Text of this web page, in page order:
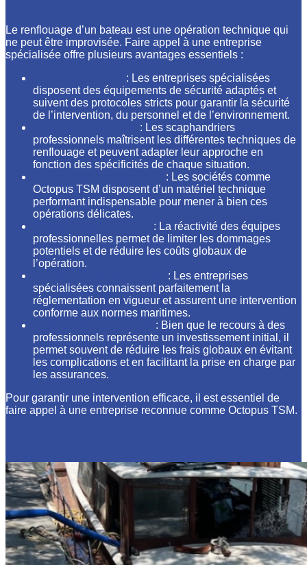
Le renflouage d’un bateau est une opération technique qui
ne peut être improvisée. Faire appel à une entreprise
spécialisée offre plusieurs avantages essentiels :
: Les entreprises spécialisées
disposent des équipements de sécurité adaptés et
suivent des protocoles stricts pour garantir la sécurité
de l’intervention, du personnel et de l’environnement.
: Les scaphandriers
professionnels maîtrisent les différentes techniques de
renflouage et peuvent adapter leur approche en
fonction des spécificités de chaque situation.
: Les sociétés comme
Octopus TSM disposent d’un matériel technique
performant indispensable pour mener à bien ces
opérations délicates.
: La réactivité des équipes
professionnelles permet de limiter les dommages
potentiels et de réduire les coûts globaux de
l’opération.
: Les entreprises
spécialisées connaissent parfaitement la
réglementation en vigueur et assurent une intervention
conforme aux normes maritimes.
: Bien que le recours à des
professionnels représente un investissement initial, il
permet souvent de réduire les frais globaux en évitant
les complications et en facilitant la prise en charge par
les assurances.
Pour garantir une intervention efficace, il est essentiel de
faire appel à une entreprise reconnue comme Octopus TSM.